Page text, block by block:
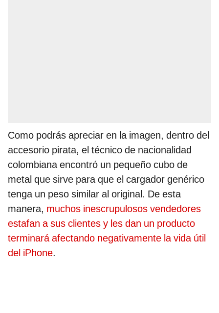
Como podrás apreciar en la imagen, dentro del
accesorio pirata, el técnico de nacionalidad
colombiana encontró un pequeño cubo de
metal que sirve para que el cargador genérico
tenga un peso similar al original. De esta
manera, muchos inescrupulosos vendedores
estafan a sus clientes y les dan un producto
terminará afectando negativamente la vida útil
del iPhone.